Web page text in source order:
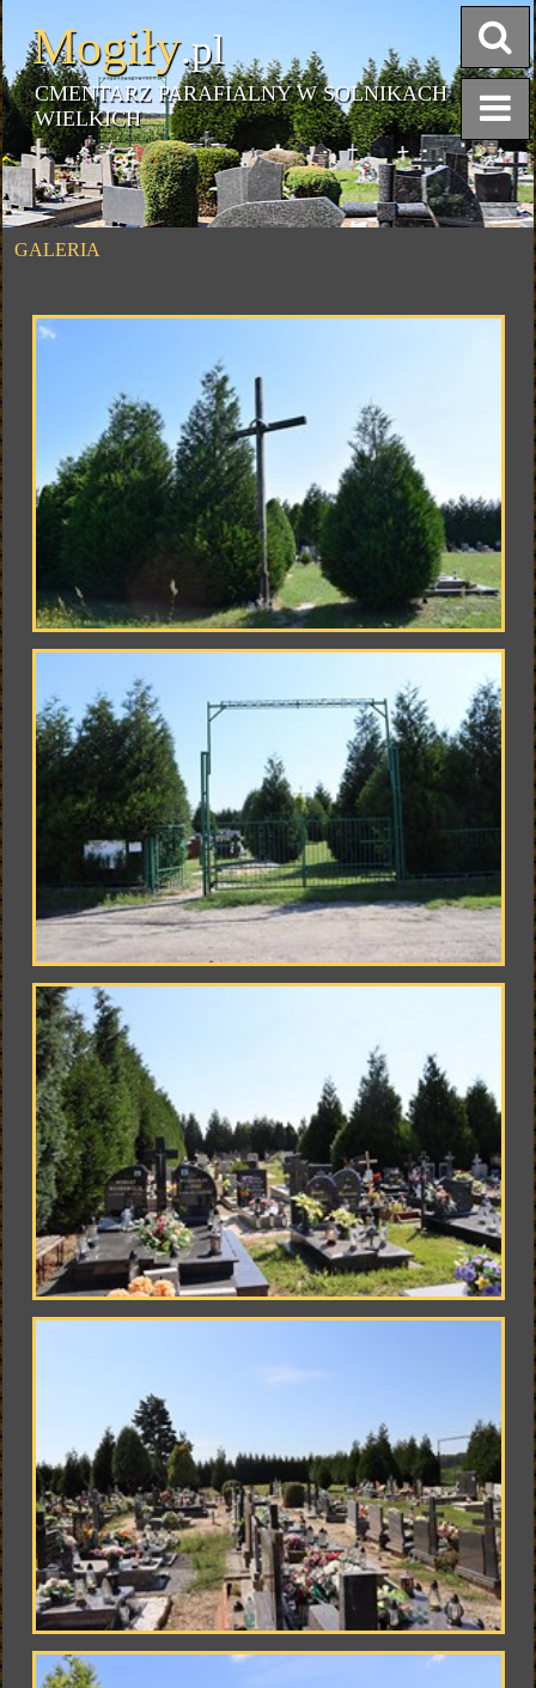
Mogiły.pl
CMENTARZ PARAFIALNY W SOLNIKACH
WIELKICH
GALERIA